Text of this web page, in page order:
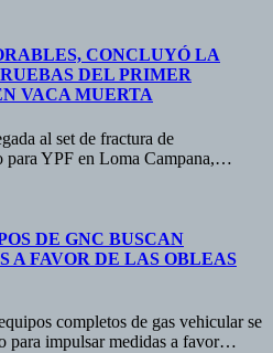
CONCLUYÓ LA
DEL PRIMER
VACA MUERTA
al set de fractura de
para YPF en Loma Campana,…
DE GNC BUSCAN
A FAVOR DE LAS OBLEAS
completos de gas vehicular se
para impulsar medidas a favor…